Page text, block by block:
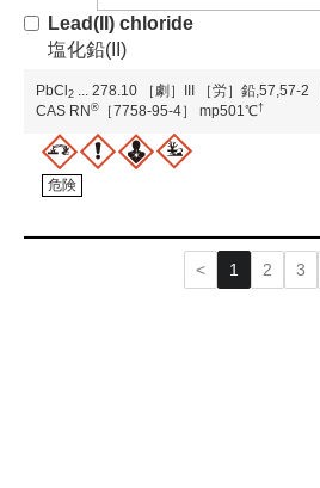
Lead(II) chloride
塩化鉛(II)
PbCl 2 ... 278.10 ［劇］III ［労］鉛,57,57-2
CAS RN ® ［7758-95-4］ mp501℃†
危険
1 2 3